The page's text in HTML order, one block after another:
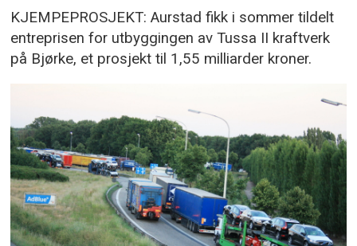
KJEMPEPROSJEKT: Aurstad fikk i sommer tildelt
entreprisen for utbyggingen av Tussa II kraftverk
på Bjørke, et prosjekt til 1,55 milliarder kroner.